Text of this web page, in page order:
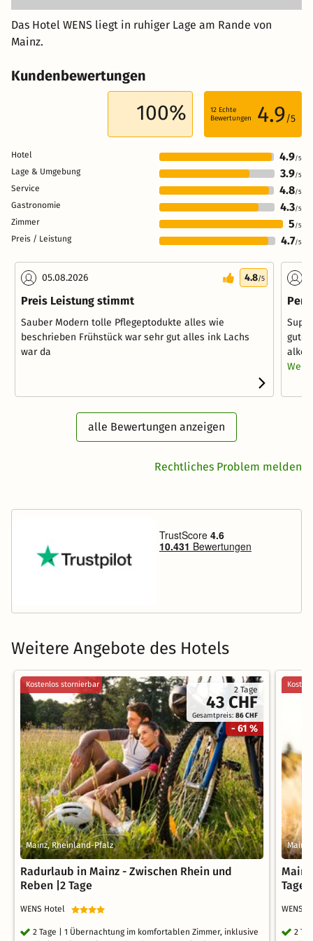
Das Hotel WENS liegt in ruhiger Lage am Rande von
Mainz.
Kundenbewertungen
100% 12 Echte
Bewertungen
4.9/5
Hotel 4.9/5
Lage & Umgebung 3.9/5
Service 4.8/5
Gastronomie 4.3/5
Zimmer 5 /5
Preis / Leistung 4.7/5
05.08.2026 4.8/5
Preis Leistung stimmt
Sauber Modern tolle Pflegeptodukte alles wie
beschrieben Frühstück war sehr gut alles ink Lachs
war da
gute
alle Bewertungen anzeigen
Rechtliches Problem melden
Weitere Angebote des Hotels
2 Tage
43 CHF
Gesamtpreis:86 CHF
- 61 %
Kostenlos stornierbar
Mainz, Rheinland-Pfalz
Radurlaub in Mainz - Zwischen Rhein und
Reben |2 Tage
WENS Hotel
2 Tage | 1 Übernachtung im komfortablen Zimmer, inklusive
Tage
WENS
2